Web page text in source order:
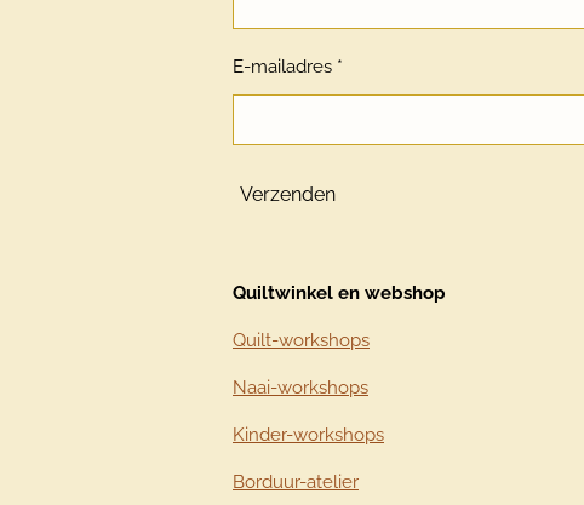
E-mailadres *
Verzenden
Quiltwinkel en webshop
Quilt-workshops
Naai-workshops
Kinder-workshops
Borduur-atelier